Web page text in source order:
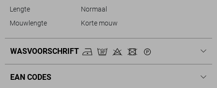
Lengte
Normaal
Mouwlengte
Korte mouw
WASVOORSCHRIFT
EAN CODES